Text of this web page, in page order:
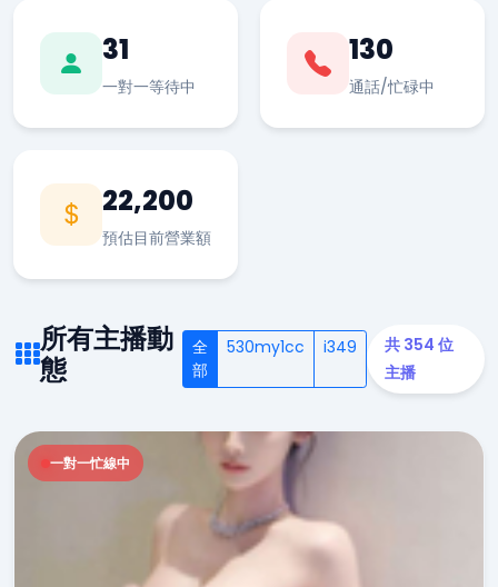
31
一對一等待中
130
通話/忙碌中
22,200
預估目前營業額
所有主播動
態
全
部
530my1cc i349
共 354 位
主播
一對一忙線中